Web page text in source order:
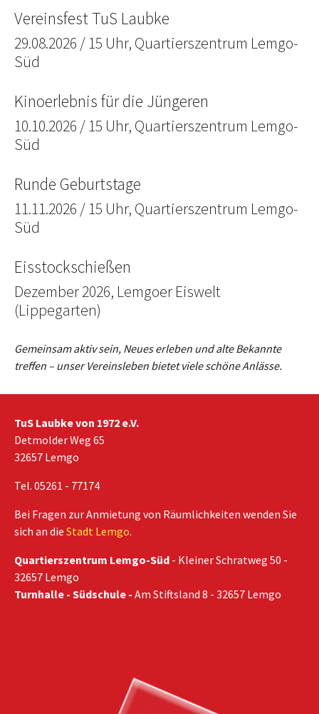
Vereinsfest TuS Laubke
29.08.2026 / 15 Uhr, Quartierszentrum Lemgo-
Süd
Kinoerlebnis für die Jüngeren
10.10.2026 / 15 Uhr, Quartierszentrum Lemgo-
Süd
Runde Geburtstage
11.11.2026 / 15 Uhr, Quartierszentrum Lemgo-
Süd
Eisstockschießen
Dezember 2026, Lemgoer Eiswelt
(Lippegarten)
Gemeinsam aktiv sein, Neues erleben und alte Bekannte
treffen – unser Vereinsleben bietet viele schöne Anlässe.
TuS Laubke von 1972 e.V.
Detmolder Weg 65
32657 Lemgo
Tel. 05261 - 77174
Bei Fragen zur Anmietung von Räumlichkeiten wenden Sie
sich an die Stadt Lemgo.
Quartierszentrum Lemgo-Süd - Kleiner Schratweg 50 -
32657 Lemgo
Turnhalle - Südschule - Am Stiftsland 8 - 32657 Lemgo